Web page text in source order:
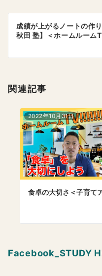
ン
成績が上がるノートの作
秋田 塾】＜ホームルーム
関連記事
2022年10月31日
食卓の大切さ＜子育て
Facebook_STUDY